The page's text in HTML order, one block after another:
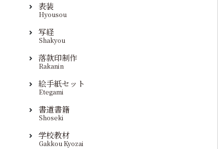
表装
Hyousou
写経
Shakyou
落款印制作
Rakanin
絵手紙セット
Etegami
書道書籍
Shoseki
学校教材
Gakkou Kyozai